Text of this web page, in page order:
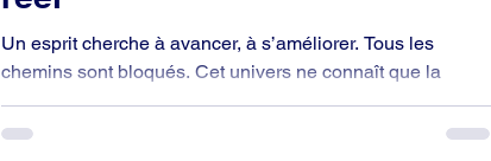
Un esprit cherche à avancer, à s’améliorer. Tous les
chemins sont bloqués. Cet univers ne connaît que la
décadence. Peut-on s'échapper? Oui, il y a une
échappatoire. Nous l’avons désormais en Scientologie. Je